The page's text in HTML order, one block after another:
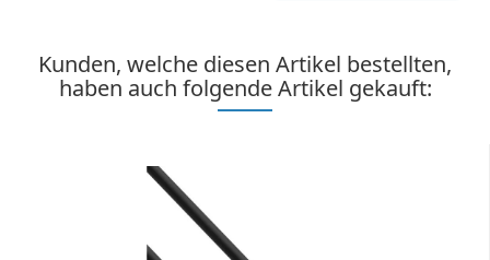
Kunden, welche diesen Artikel bestellten,
haben auch folgende Artikel gekauft: